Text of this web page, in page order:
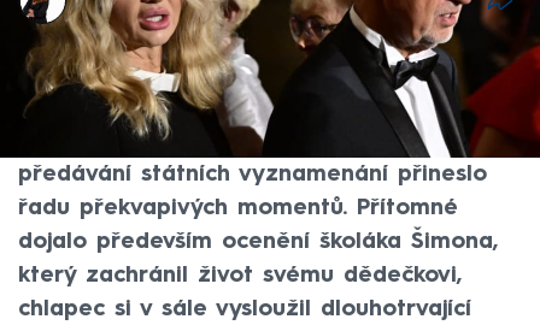
29. říj 2025, 08:22
Andrej Babiš netleskal oceněným
osobnostem, za zesnulou Danu Drábovou
převzala ocenění její partnerka. Letošní
předávání státních vyznamenání přineslo
řadu překvapivých momentů. Přítomné
dojalo především ocenění školáka Šimona,
který zachránil život svému dědečkovi,
chlapec si v sále vysloužil dlouhotrvající